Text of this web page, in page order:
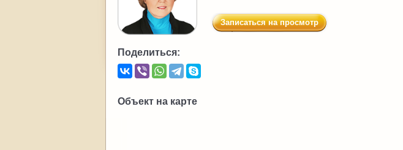
Записаться на просмотр
Поделиться:
Объект на карте